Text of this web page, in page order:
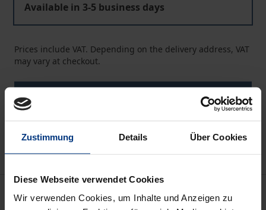
Zustimmung Details Über Cookies
Diese Webseite verwendet Cookies
Wir verwenden Cookies, um Inhalte und Anzeigen zu
Available in 3-5 business days
Prices include VAT. Depending on the delivery address, VAT
may vary at checkout.